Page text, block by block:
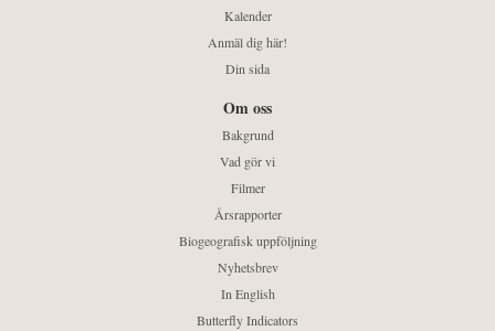
Kalender
Anmäl dig här!
Din sida
Om oss
Bakgrund
Vad gör vi
Filmer
Årsrapporter
Biogeografisk uppföljning
Nyhetsbrev
In English
Butterfly Indicators